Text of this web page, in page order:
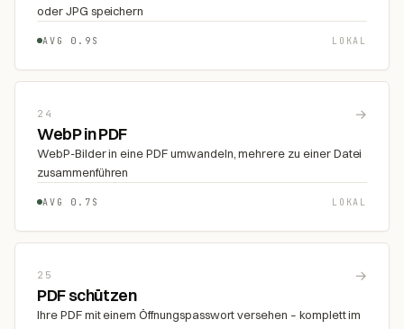
oder JPG speichern
AVG 0.9S LOKAL
24 →
WebP in PDF
WebP-Bilder in eine PDF umwandeln, mehrere zu einer Datei
zusammenführen
AVG 0.7S LOKAL
25 →
PDF schützen
Ihre PDF mit einem Öffnungspasswort versehen – komplett im